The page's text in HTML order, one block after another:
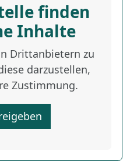
finden
Inhalte
Drittanbietern zu
darzustellen,
Zustimmung.